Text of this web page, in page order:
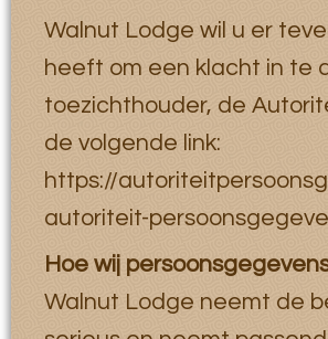
Walnut Lodge wil u er
heeft om een klacht in te
toezichthouder, de
de volgende link:
https://
autoriteit-
Hoe wij
Walnut Lodge neemt de